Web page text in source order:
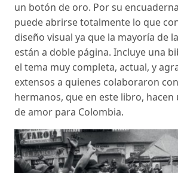
un botón de oro. Por su
puede abrirse totalmente lo que
diseño visual ya que la mayoría de
están a doble página. Incluye una
el tema muy completa, actual, y
extensos a quienes colaboraron
hermanos, que en este libro, hacen
de amor para Colombia.